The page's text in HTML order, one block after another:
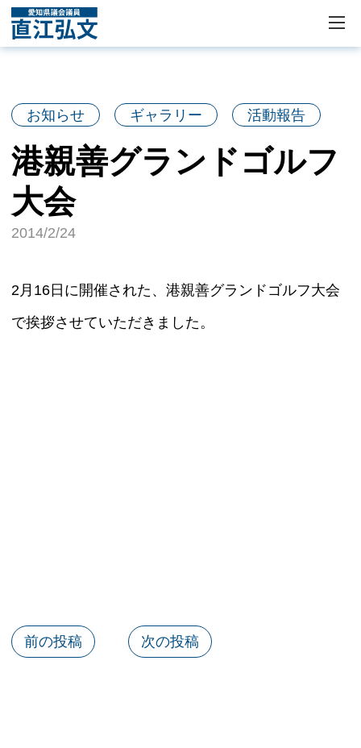
お知らせ ギャラリー 活動報告
港親善グランドゴルフ
大会
2014/2/24
2月16日に開催された、港親善グランドゴルフ大会
で挨拶させていただきました。
前の投稿 次の投稿